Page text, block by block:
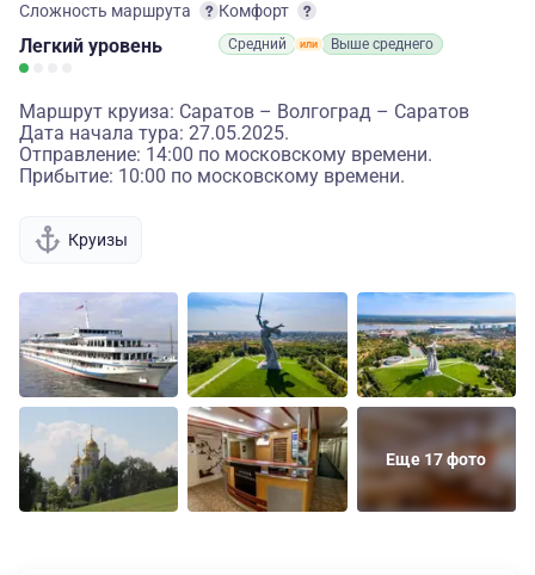
Сложность маршрута
Легкий уровень
Комфорт
Средний Выше среднего
Маршрут круиза: Саратов – Волгоград – Саратов
Дата начала тура: 27.05.2025.
Отправление: 14:00 по московскому времени.
Прибытие: 10:00 по московскому времени.
Круизы
Еще 17 фото